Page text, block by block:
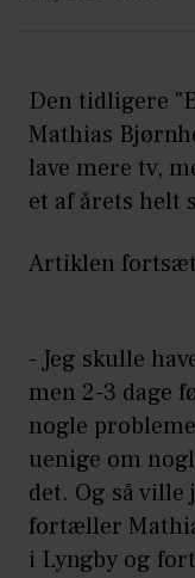
Den tidligere
Mathias
lave mere tv,
et af årets helt
Artiklen
- Jeg skulle
men 2-3 dage
nogle
uenige om
det. Og så
fortæller
i Lyngby og